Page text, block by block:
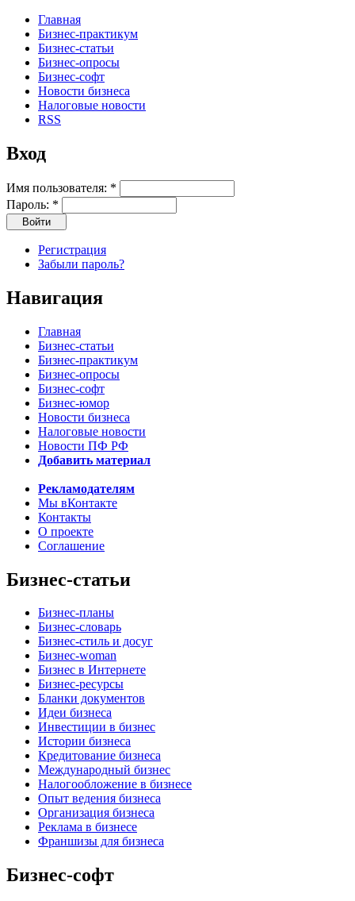
Главная
Бизнес-практикум
Бизнес-статьи
Бизнес-опросы
Бизнес-софт
Новости бизнеса
Налоговые новости
RSS
Вход
Имя пользователя: *
Пароль: *
Регистрация
Забыли пароль?
Навигация
Главная
Бизнес-статьи
Бизнес-практикум
Бизнес-опросы
Бизнес-софт
Бизнес-юмор
Новости бизнеса
Налоговые новости
Новости ПФ РФ
Добавить материал
Рекламодателям
Мы вКонтакте
Контакты
О проекте
Соглашение
Бизнес-статьи
Бизнес-планы
Бизнес-словарь
Бизнес-стиль и досуг
Бизнес-woman
Бизнес в Интернете
Бизнес-ресурсы
Бланки документов
Идеи бизнеса
Инвестиции в бизнес
Истории бизнеса
Кредитование бизнеса
Международный бизнес
Налогообложение в бизнесе
Опыт ведения бизнеса
Организация бизнеса
Реклама в бизнесе
Франшизы для бизнеса
Бизнес-софт